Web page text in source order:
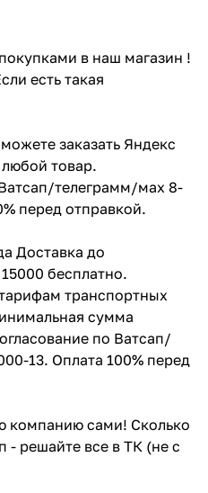
в наш магазин !
есть такая
заказать Яндекс
любой товар.
телеграмм/мах 8-
перед отправкой.
Доставка до
бесплатно.
транспортных
сумма
по Ватсап/
13. Оплата 100% перед
компанию сами! Сколько
- решайте все в ТК (не с